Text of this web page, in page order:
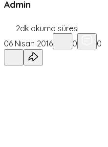
Admin
2dk okuma süresi
06 Nisan 2016
0 0